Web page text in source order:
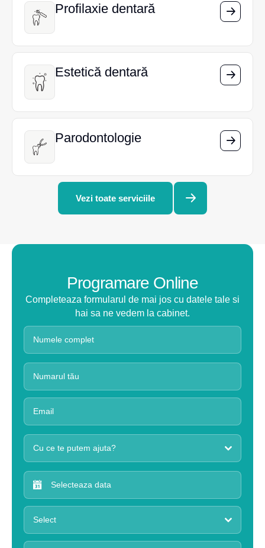
Profilaxie dentară
Profilaxie dentară
Estetică dentară
Estetică dentară
Parodontologie
Parodontologie
Vezi toate serviciile
Programare Online
Completeaza formularul de mai jos cu datele tale si
hai sa ne vedem la cabinet.
Cu ce te putem ajuta?
Select